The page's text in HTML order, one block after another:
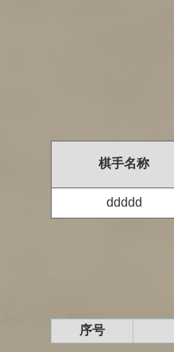
棋手名称
ddddd
序号